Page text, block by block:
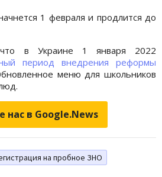
1 февраля и продлится до
в Украине 1 января 2022
период внедрения реформы
меню для школьников
нас в Google.News
на пробное ЗНО